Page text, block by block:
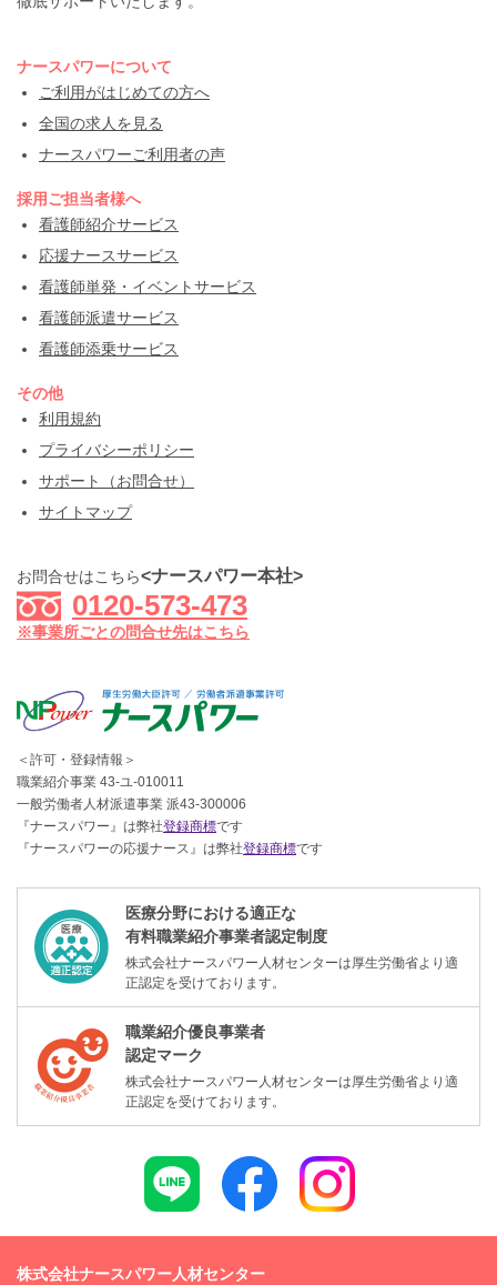
ナースパワーについて
ご利用がはじめての方へ
全国の求人を見る
ナースパワーご利用者の声
採用ご担当者様へ
看護師紹介サービス
応援ナースサービス
看護師単発・イベントサービス
看護師派遣サービス
看護師添乗サービス
その他
利用規約
プライバシーポリシー
サポート（お問合せ）
サイトマップ
お問合せはこちら<ナースパワー本社>
0120-573-473
※事業所ごとの問合せ先はこちら
＜許可・登録情報＞
職業紹介事業 43-ユ-010011
一般労働者人材派遣事業 派43-300006
『ナースパワー』は弊社登録商標です
『ナースパワーの応援ナース』は弊社登録商標です
医療分野における適正な
有料職業紹介事業者認定制度
株式会社ナースパワー人材センターは厚生労働省より適
正認定を受けております。
職業紹介優良事業者
認定マーク
株式会社ナースパワー人材センターは厚生労働省より適
正認定を受けております。
株式会社ナースパワー人材センター